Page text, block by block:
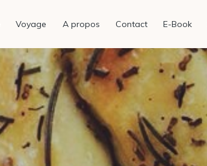
Voyage A propos Contact E-Book